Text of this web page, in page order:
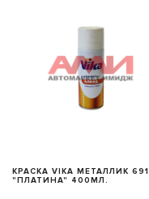
БЫСТРЫЙ ПРОСМОТР
КРАСКА VIKA МЕТАЛЛИК 691
"ПЛАТИНА" 400МЛ.